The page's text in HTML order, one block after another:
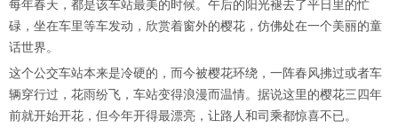
每年春天，都是该车站最美的时候。午后的阳光褪去了平日里的忙
碌，坐在车里等车发动，欣赏着窗外的樱花，仿佛处在一个美丽的童
话世界。
这个公交车站本来是冷硬的，而今被樱花环绕，一阵春风拂过或者车
辆穿行过，花雨纷飞，车站变得浪漫而温情。据说这里的樱花三四年
前就开始开花，但今年开得最漂亮，让路人和司乘都惊喜不已。